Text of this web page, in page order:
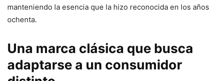
manteniendo la esencia que la hizo reconocida en los años
ochenta.
Una marca clásica que busca
adaptarse a un consumidor